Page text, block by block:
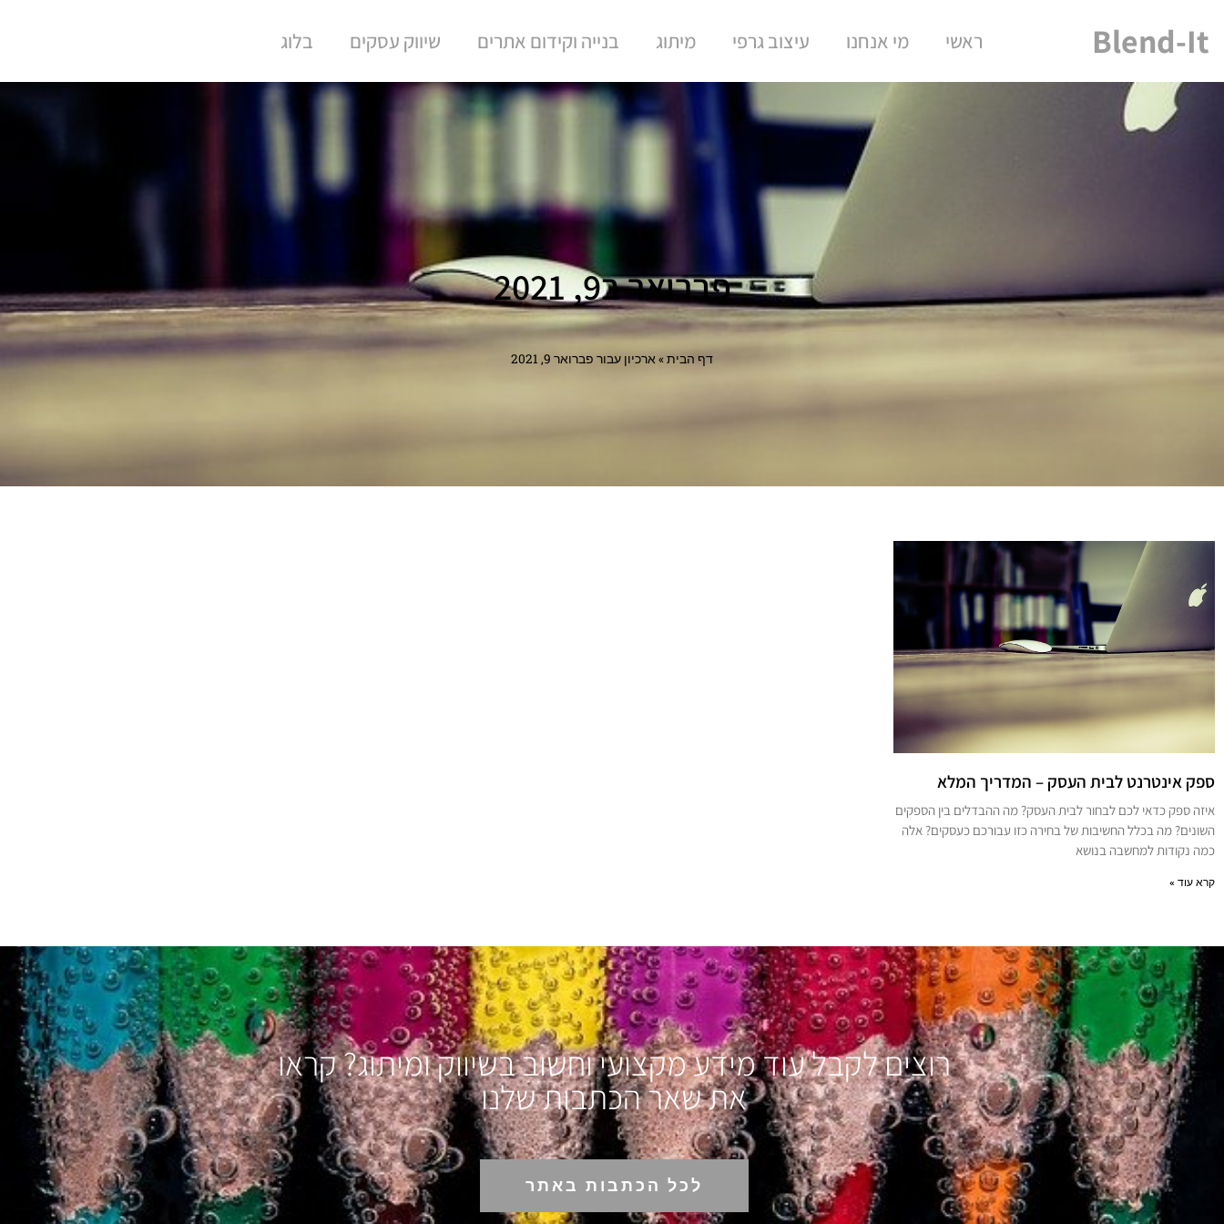
Blend-It ראשי מי אנחנו עיצוב גרפי מיתוג בנייה וקידום אתרים שיווק עסקים בלוג
פברואר ב9, 2021
דף הבית»ארכיון עבור פברואר 9, 2021
ספק אינטרנט לבית העסק – המדריך המלא
איזה ספק כדאי לכם לבחור לבית העסק? מה ההבדלים בין הספקים
השונים? מה בכלל החשיבות של בחירה כזו עבורכם כעסקים? אלה
כמה נקודות למחשבה בנושא
קרא עוד »
רוצים לקבל עוד מידע מקצועי וחשוב בשיווק ומיתוג? קראו
את שאר הכתבות שלנו
לכל הכתבות באתר